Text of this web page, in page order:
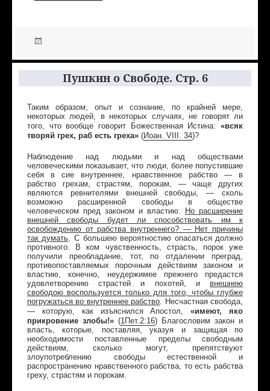
Пушкин о Свободе. Стр. 6
Таким образом, опыт и сознание, по крайней мере,
некоторых людей, в некоторых случаях, не говорят ли
того, что вообще говорит Божественная Истина:«всяк
творяй грех, раб есть греха»(Иоан. VIII . 34)?
Наблюдение над людьми и над обществами
человеческими показывает, что люди, более попустившие
себя в сие внутреннее, нравственное рабство — в
рабство грехам, страстям, порокам, — чаще других
являются ревнителями внешней свободы, — сколь
возможно расширенной свободы в обществе
человеческом пред законом и властию.
Но расширение
внешней свободы будет ли способствовать им к
освобождению от рабства внутреннего? — Нет причины
так думать . С большею вероятностию опасаться должно
противного. В ком чувственность, страсть, порок уже
получили преобладание, тот, по отдалении преград,
противопоставляемых порочным действиям законом и
властию, конечно, неудержимее прежнего предастся
удовлетворению страстей и похотей, и внешнею
свободою воспользуется только для того, чтобы глубже
погружаться во внутреннее рабство . Несчастная свобода,
— которую, как изъяснился Апостол,«имеют, яко
прикровение злобы!»(1 Пет.2:16) Благословим закон и
власть, которые, поставляя, указуя и защищая по
необходимости поставленные пределы свободным
действиям, сколько могут, препятствуют
злоупотреблению свободы естественной и
распространению нравственного рабства, то есть рабства
греху, страстям и порокам.